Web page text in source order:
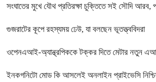
সংঘাতের মুখে যৌথ প্রতিরক্ষা চুক্তিতে সই সৌদি আরব,
গুজরাটের কূপে রহস্যময় ঢেউ, যা বলছেন ভূতত্ত্ববিদরা
ওপেনএআই-অ্যান্থ্রপিককে টক্কর দিতে মেটার নতুন
ইনকগনিটো মোড কি আসলেই অনলাইন প্রাইভেসি